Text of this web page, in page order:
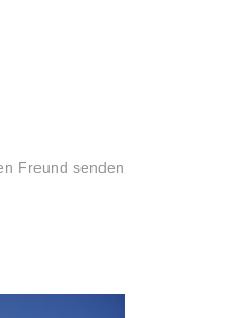
Freund senden